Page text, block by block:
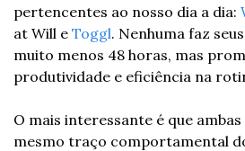
pertencentes ao nosso dia a dia:
at Will e Toggl. Nenhuma faz
muito menos 48 horas, mas
produtividade e eficiência na
O mais interessante é que
mesmo traço comportamental